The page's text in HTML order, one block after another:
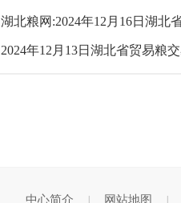
湖北粮网:2024年12月16日湖北
2024年12月13日湖北省贸易粮
中心简介 网站地图